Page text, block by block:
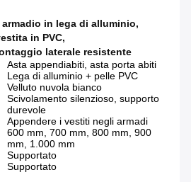
armadio in lega di alluminio,
in PVC,
laterale resistente
Asta appendiabiti, asta porta abiti
Lega di alluminio + pelle PVC
Velluto nuvola bianco
Scivolamento silenzioso, supporto
durevole
Appendere i vestiti negli armadi
600 mm, 700 mm, 800 mm, 900
mm, 1.000 mm
Supportato
Supportato